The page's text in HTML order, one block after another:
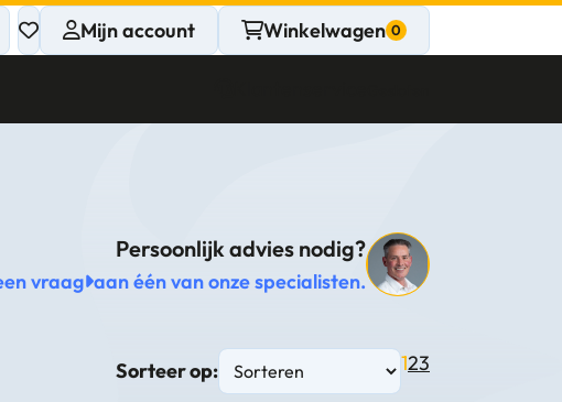
Mijn account Winkelwagen
Persoonlijk
advies
nodig?
Stel een vraag
Persoonlijk advies nodig?
vraag aan één van onze specialisten.
Sorteer op: 123